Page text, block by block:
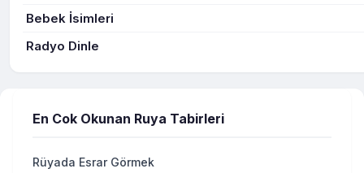
Bebek İsimleri
Radyo Dinle
En Cok Okunan Ruya Tabirleri
Rüyada Esrar Görmek